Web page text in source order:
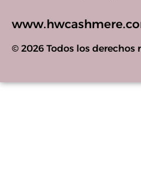
© 2026 Todos los derechos